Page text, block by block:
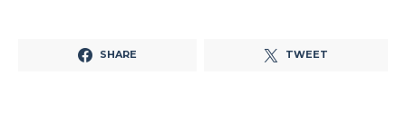
SHARE TWEET